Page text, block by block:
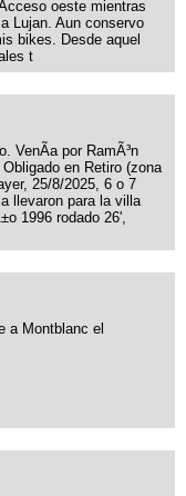
oeste mientras
Lujan. Aun conservo
bikes. Desde aquel
t
VenÃ­a por RamÃ³n
en Retiro (zona
25/8/2025, 6 o 7
llevaron para la villa
1996 rodado 26',
a Montblanc el